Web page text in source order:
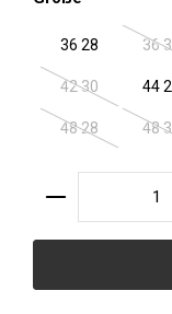
36 28 36
42 30(Diese Option
44
48 28(Diese Option
48
Produkt